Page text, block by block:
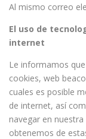
Al mismo correo
El uso de
internet
Le informamos
cookies, web
cuales es posible
de internet, así
navegar en
obtenemos de